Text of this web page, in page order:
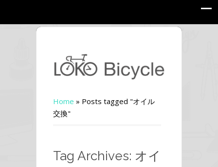
Home » Posts tagged "オイル
交換"
Tag Archives: オイ